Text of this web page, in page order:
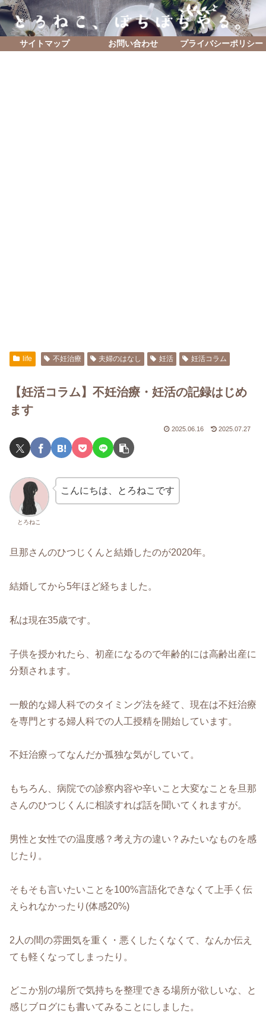
サイトマップ お問い合わせ プライバシーポリシー
life 不妊治療 夫婦のはなし 妊活 妊活コラム
【妊活コラム】不妊治療・妊活の記録はじめ
ます
2025.06.16 2025.07.27
とろねこ
こんにちは、とろねこです
旦那さんのひつじくんと結婚したのが2020年。
結婚してから5年ほど経ちました。
私は現在35歳です。
子供を授かれたら、初産になるので年齢的には高齢出産に
分類されます。
一般的な婦人科でのタイミング法を経て、現在は不妊治療
を専門とする婦人科での人工授精を開始しています。
不妊治療ってなんだか孤独な気がしていて。
もちろん、病院での診察内容や辛いこと大変なことを旦那
さんのひつじくんに相談すれば話を聞いてくれますが。
男性と女性での温度感？考え方の違い？みたいなものを感
じたり。
そもそも言いたいことを100%言語化できなくて上手く伝
えられなかったり(体感20%)
2人の間の雰囲気を重く・悪くしたくなくて、なんか伝え
ても軽くなってしまったり。
どこか別の場所で気持ちを整理できる場所が欲しいな、と
感じブログにも書いてみることにしました。